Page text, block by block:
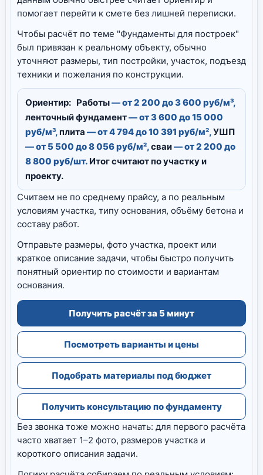
помогает перейти к смете без лишней переписки.
Чтобы расчёт по теме "Фундаменты для построек"
был привязан к реальному объекту, обычно
уточняют размеры, тип постройки, участок, подъезд
техники и пожелания по конструкции.
Ориентир: Работы— от 2 200 до 3 600 руб/м³,
ленточный фундамент— от 3 600 до 15 000
руб/м³,плита — от 4 794 до 10 391 руб/м²,УШП
— от 5 500 до 8 056 руб/м²,сваи— от 2 200 до
8 800 руб/шт. Итог считают по участку и
проекту.
Считаем не по среднему прайсу, а по реальным
условиям участка, типу основания, объёму бетона и
составу работ.
Отправьте размеры, фото участка, проект или
краткое описание задачи, чтобы быстро получить
понятный ориентир по стоимости и вариантам
основания.
Получить расчёт за 5 минут
Посмотреть варианты и цены
Подобрать материалы под бюджет
Получить консультацию по фундаменту
Без звонка тоже можно начать: для первого расчёта
часто хватает 1–2 фото, размеров участка и
короткого описания задачи.